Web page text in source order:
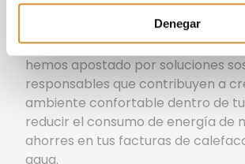
Denegar
Toda la promoción ha sido
arquitectura inteligente para
alto nivel de eficiencia
hemos apostado por soluciones
responsables que contribuyen a
ambiente confortable dentro de tu
reducir el consumo de energía de
ahorres en tus facturas de
agua.